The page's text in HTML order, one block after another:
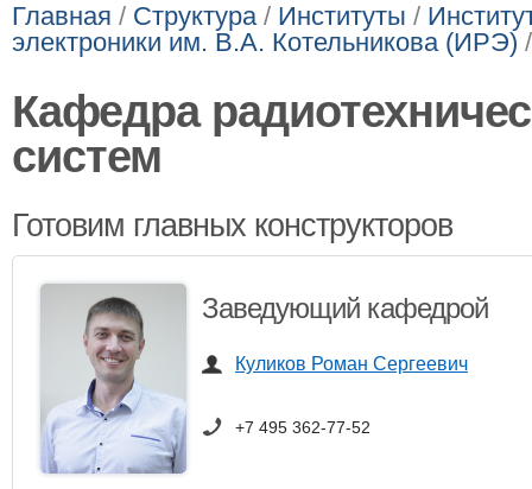
Главная / Структура/ Институты /
электроники им. В.А. Котельникова (ИРЭ)
Кафедра
систем
Готовим главных конструкторов
Заведующий кафедрой
Куликов Роман Сергеевич
+7 495 362-77-52